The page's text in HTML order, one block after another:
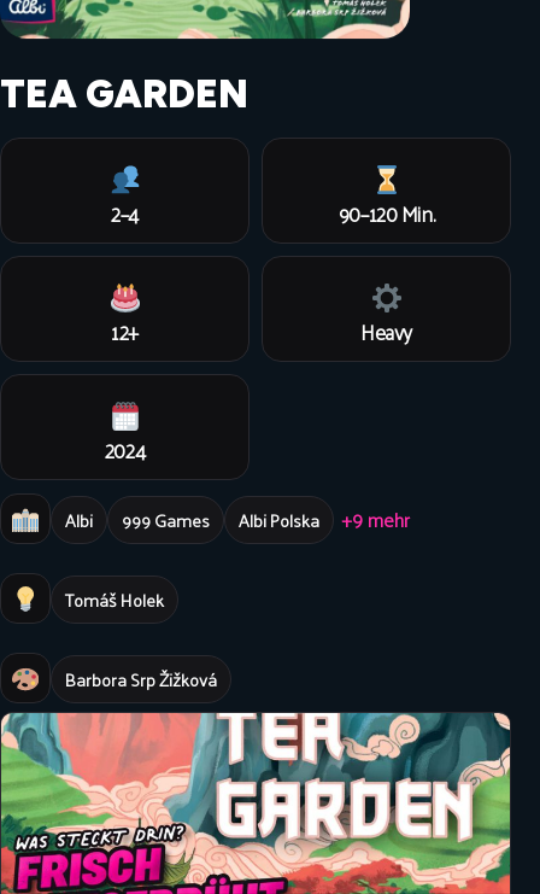
TEA GARDEN
2–4 90–120 Min.
12+ Heavy
2024
Albi 999 Games Albi Polska +9 mehr
Tomáš Holek
Barbora Srp Žižková